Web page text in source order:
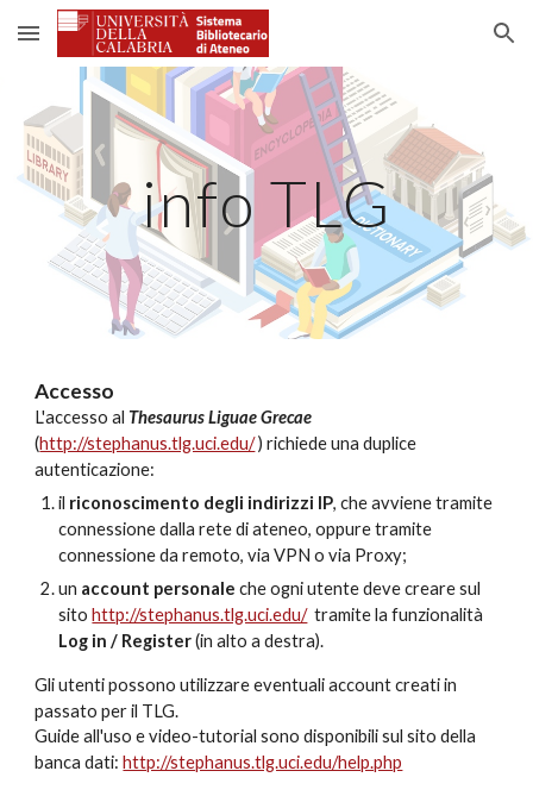
Skip to main content Skip to navigation
info TLG
Accesso
L'accesso al Thesaurus Liguae Grecae
(http://stephanus.tlg.uci.edu/) richiede una duplice
autenticazione:
il riconoscimento degli indirizzi IP, che avviene tramite
connessione dalla rete di ateneo, oppure tramite
connessione da remoto, via VPN o via Proxy;
un account personaleche ogni utente deve creare sul
sitohttp://stephanus.tlg.uci.edu/tramite la funzionalità
Log in / Register(in alto a destra).
Gli utenti possono utilizzare eventuali account creati in
passato per il TLG.
Guide all'uso e video-tutorial sono disponibili sul sito della
banca dati:http://stephanus.tlg.uci.edu/help.php